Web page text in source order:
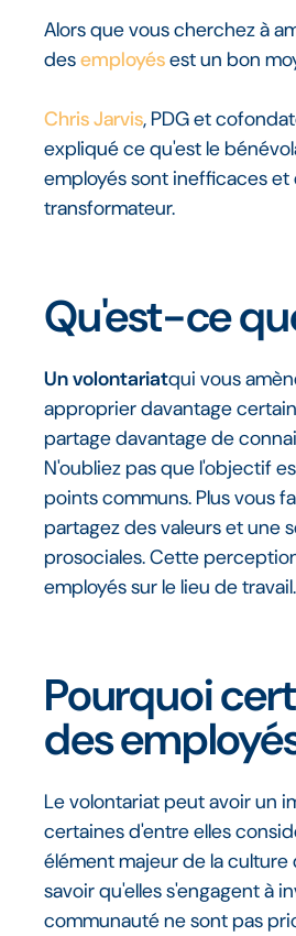
Alors que vous cherchez à
desemployésest un bon
Chris Jarvis, PDG et
expliqué ce qu'est le
employés sont inefficaces
transformateur.
Qu'est-ce
‍Un volontariatqui vous
approprier davantage
partage davantage de
N'oubliez pas que l'objectif
points communs. Plus vous
partagez des valeurs et une
prosociales. Cette
employés sur le lieu de travail.
Pourquoi
des
Le volontariat peut avoir un
certaines d'entre elles
élément majeur de la
savoir qu'elles s'engagent à
communauté ne sont pas